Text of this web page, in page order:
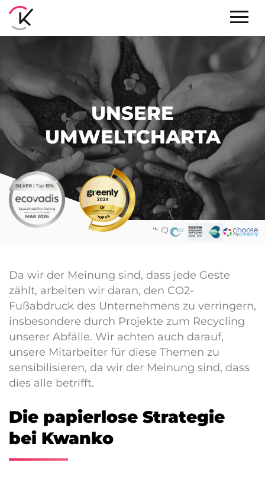
UNSERE
UMWELTCHARTA
Da wir der Meinung sind, dass jede Geste
zählt, arbeiten wir daran, den CO2-
Fußabdruck des Unternehmens zu verringern,
insbesondere durch Projekte zum Recycling
unserer Abfälle. Wir achten auch darauf,
unsere Mitarbeiter für diese Themen zu
sensibilisieren, da wir der Meinung sind, dass
dies alle betrifft.
Die papierlose Strategie
bei Kwanko